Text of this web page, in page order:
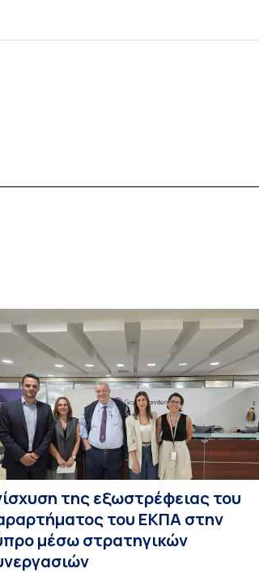
της εξωστρέφειας του
του ΕΚΠΑ στην
μέσω στρατηγικών